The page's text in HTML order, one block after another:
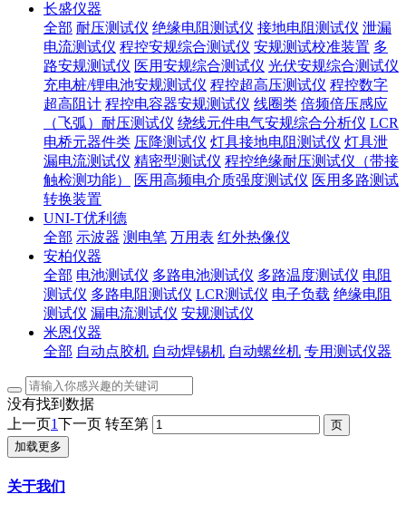
长盛仪器
全部 耐压测试仪 绝缘电阻测试仪 接地电阻测试仪 泄漏
电流测试仪 程控安规综合测试仪 安规测试校准装置 多
路安规测试仪 医用安规综合测试仪 光伏安规综合测试仪
充电桩/锂电池安规测试仪 程控超高压测试仪 程控数字
超高阻计 程控电容器安规测试仪 线圈类 倍频倍压感应
（飞弧）耐压测试仪 绕线元件电气安规综合分析仪 LCR
电桥元器件类 压降测试仪 灯具接地电阻测试仪 灯具泄
漏电流测试仪 精密型测试仪 程控绝缘耐压测试仪（带接
触检测功能）
医用高频电介质强度测试仪 医用多路测试
转换装置
UNI-T优利德
全部 示波器 测电笔 万用表 红外热像仪
安柏仪器
全部 电池测试仪 多路电池测试仪 多路温度测试仪 电阻
测试仪 多路电阻测试仪 LCR测试仪 电子负载 绝缘电阻
测试仪 漏电流测试仪 安规测试仪
米恩仪器
全部 自动点胶机 自动焊锡机 自动螺丝机 专用测试仪器
没有找到数据
上一页1下一页 转至第
加载更多
关于我们